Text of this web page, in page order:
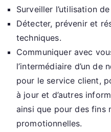
Surveiller l’utilisation
Détecter, prévenir et
techniques.
Communiquer avec
l’intermédiaire d’un de
pour le service client,
à jour et d’autres
ainsi que pour des fins
promotionnelles.